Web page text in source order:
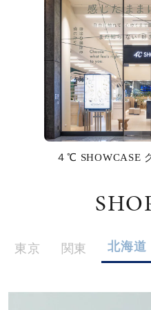
ファッションテイスト
着用シーン
リングサイズ
４℃ SHOWCASE
東京 関東 北海道